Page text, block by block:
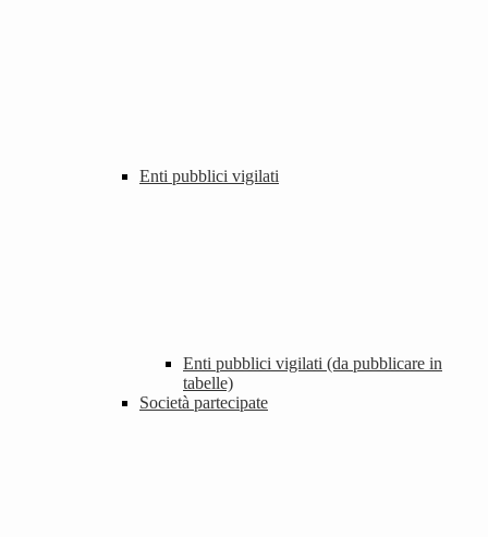
Enti pubblici vigilati
Enti pubblici vigilati (da pubblicare in
tabelle)
Società partecipate